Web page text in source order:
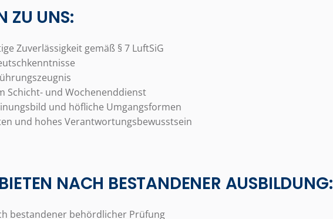
ZU UNS:
Zuverlässigkeit gemäß § 7 LuftSiG
Schicht- und Wochenenddienst
und höfliche Umgangsformen
und hohes Verantwortungsbewusstsein
NACH BESTANDENER AUSBILDUNG:
bestandener behördlicher Prüfung